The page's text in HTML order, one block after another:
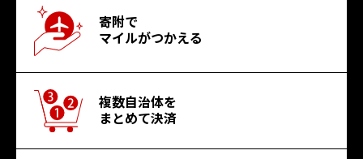
寄附で
マイルがつかえる
複数自治体を
まとめて決済